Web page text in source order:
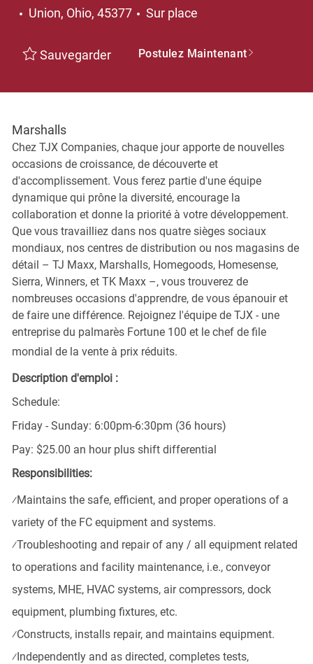
Emplacement
Union, Ohio, 45377 Sur place
Sauvegarder Postulez Maintenant
Marshalls
Chez TJX Companies, chaque jour apporte de nouvelles
occasions de croissance, de découverte et
d'accomplissement. Vous ferez partie d'une équipe
dynamique qui prône la diversité, encourage la
collaboration et donne la priorité à votre développement.
Que vous travailliez dans nos quatre sièges sociaux
mondiaux, nos centres de distribution ou nos magasins de
détail – TJ Maxx, Marshalls, Homegoods, Homesense,
Sierra, Winners, et TK Maxx –, vous trouverez de
nombreuses occasions d'apprendre, de vous épanouir et
de faire une différence. Rejoignez l'équipe de TJX - une
entreprise du palmarès Fortune 100 et le chef de file
mondial de la vente à prix réduits.
Description d'emploi :
Schedule:
Friday - Sunday: 6:00pm-6:30pm (36 hours)
Pay: $25.00 an hour plus shift differential
Responsibilities:
⁄Maintains the safe, efficient, and proper operations of a
variety of the FC equipment and systems.
⁄Troubleshooting and repair of any / all equipment related
to operations and facility maintenance, i.e., conveyor
systems, MHE, HVAC systems, air compressors, dock
equipment, plumbing fixtures, etc.
⁄Constructs, installs repair, and maintains equipment.
⁄Independently and as directed, completes tests,